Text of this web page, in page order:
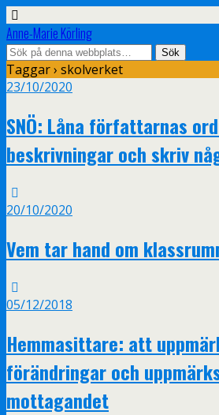
Anne-Marie Körling
Taggar › skolverket
23/10/2020
SNÖ: Låna författarnas
beskrivningar och skriv
20/10/2020
Vem tar hand om
05/12/2018
Hemmasittare: att
förändringar och
mottagandet